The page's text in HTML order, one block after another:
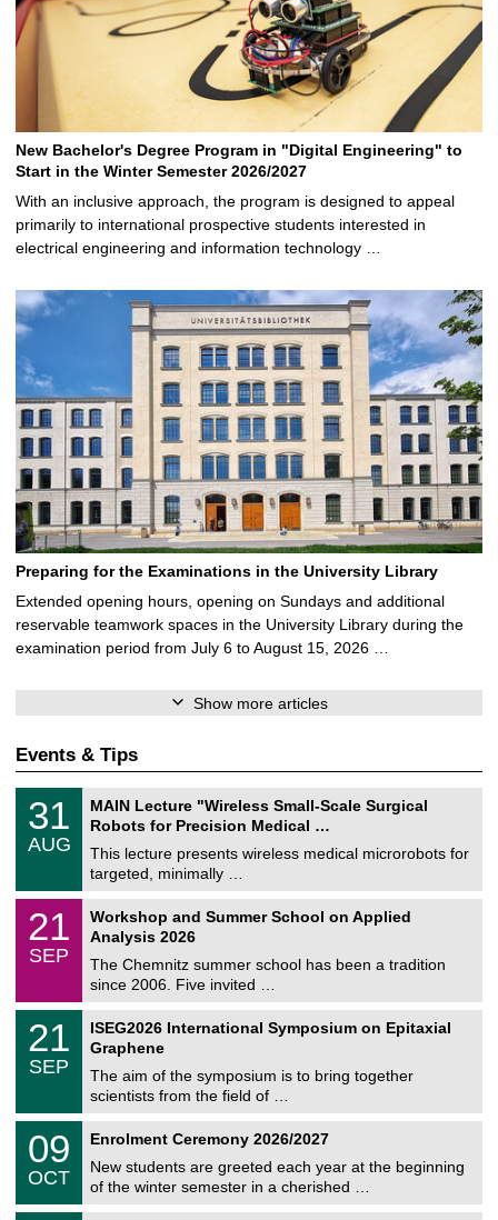
New Bachelor's Degree Program in "Digital Engineering" to
Start in the Winter Semester 2026/2027
With an inclusive approach, the program is designed to appeal
primarily to international prospective students interested in
electrical engineering and information technology …
Preparing for the Examinations in the University Library
Extended opening hours, opening on Sundays and additional
reservable teamwork spaces in the University Library during the
examination period from July 6 to August 15, 2026 …
Show more articles
Events & Tips
n
3
1
0
2
0
2
6
31
AUG
MAIN Lecture "Wireless Small-Scale Surgical
Robots for Precision Medical …
This lecture presents wireless medical microrobots for
targeted, minimally …
a
2
1
/
0
2
0
2
6
21
SEP
Workshop and Summer School on Applied
Analysis 2026
The Chemnitz summer school has been a tradition
since 2006. Five invited …
n
2
1
/
0
2
0
2
6
21
SEP
ISEG2026 International Symposium on Epitaxial
Graphene
The aim of the symposium is to bring together
scientists from the field of …
m
0
9
/
1
0
09
OCT
Enrolment Ceremony 2026/2027
New students are greeted each year at the beginning
of the winter semester in a cherished …